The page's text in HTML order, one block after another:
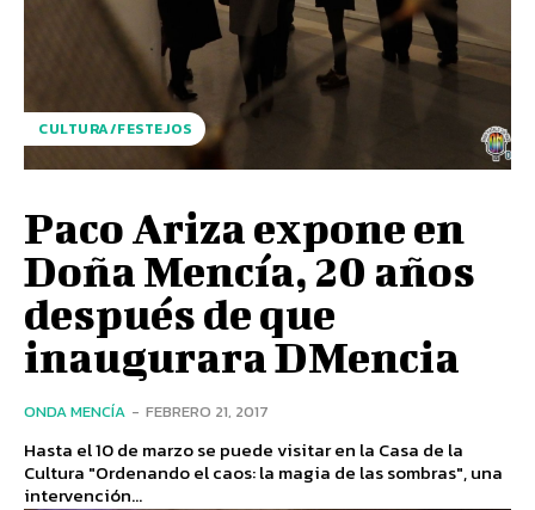
CULTURA/FESTEJOS
Paco Ariza expone en
Doña Mencía, 20 años
después de que
inaugurara DMencia
ONDA MENCÍA - FEBRERO 21, 2017
Hasta el 10 de marzo se puede visitar en la Casa de la
Cultura "Ordenando el caos: la magia de las sombras", una
intervención...